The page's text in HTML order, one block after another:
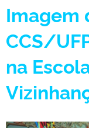
Imagem
CCS/
na